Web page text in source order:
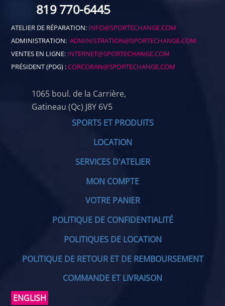
819 770-6445
ATELIER DE RÉPARATION: INFO@SPORTECHANGE.COM
ADMINISTRATION:ADMINISTRATION@SPORTECHANGE.COM
VENTES EN LIGNE: INTERNET@SPORTECHANGE.COM
PRÉSIDENT (PDG) :CORCORAN@SPORTECHANGE.COM
1065 boul. de la Carrière,
Gatineau (Qc) J8Y 6V5
SPORTS ET PRODUITS
LOCATION
SERVICES D'ATELIER
MON COMPTE
VOTRE PANIER
POLITIQUE DE CONFIDENTIALITÉ
POLITIQUES DE LOCATION
POLITIQUE DE RETOUR ET DE REMBOURSEMENT
COMMANDE ET LIVRAISON
ENGLISH